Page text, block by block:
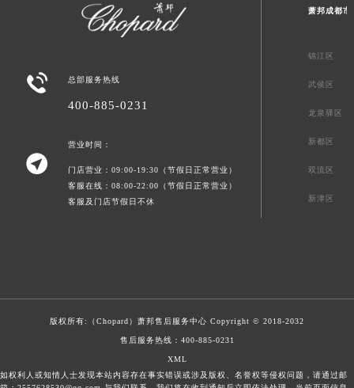
 总部服务热线
400-885-0231

营业时间：
门店营业：09:00-19:30（节假日正常营业）
客服在线：08:00-22:00（节假日正常营业）
客服及门店节假日不休
萧邦成都市
锦江区
武侯区
龙泉驿区
新都区
双流区
新津区
版权所有:（Chopard） 萧邦售后服务中心 Copyright © 2018-2032
售后服务热线： 400-885-0231
XML
如权利人或知情人士发现本站内容存在事实错误或涉及版权、名誉权等侵权问题，请通过邮